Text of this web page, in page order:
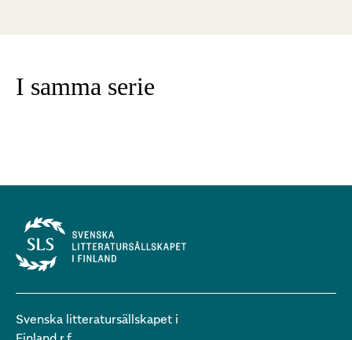
I samma serie
Svenska litteratursällskapet i